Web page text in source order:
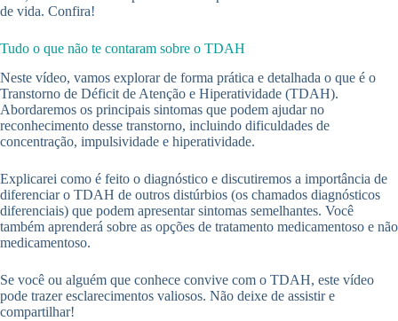
de vida. Confira!
Tudo o que não te contaram sobre o TDAH
Neste vídeo, vamos explorar de forma prática e detalhada o que é o
Transtorno de Déficit de Atenção e Hiperatividade (TDAH).
Abordaremos os principais sintomas que podem ajudar no
reconhecimento desse transtorno, incluindo dificuldades de
concentração, impulsividade e hiperatividade.
Explicarei como é feito o diagnóstico e discutiremos a importância de
diferenciar o TDAH de outros distúrbios (os chamados diagnósticos
diferenciais) que podem apresentar sintomas semelhantes. Você
também aprenderá sobre as opções de tratamento medicamentoso e não
medicamentoso.
Se você ou alguém que conhece convive com o TDAH, este vídeo
pode trazer esclarecimentos valiosos. Não deixe de assistir e
compartilhar!